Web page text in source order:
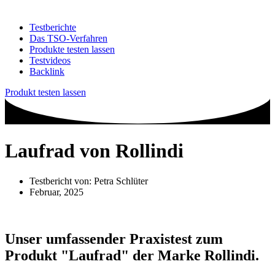
Testberichte
Das TSO-Verfahren
Produkte testen lassen
Testvideos
Backlink
Produkt testen lassen
Laufrad von Rollindi
Testbericht von: Petra Schlüter
Februar, 2025
Unser umfassender Praxistest zum
Produkt "Laufrad" der Marke Rollindi.